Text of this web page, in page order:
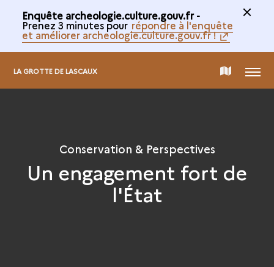
Enquête archeologie.culture.gouv.fr -
Prenez 3 minutes pour répondre à l'enquête
et améliorer archeologie.culture.gouv.fr !
LA GROTTE DE LASCAUX CARTE
COLLECTION
MENU
Conservation & Perspectives
Un engagement fort de
l'État